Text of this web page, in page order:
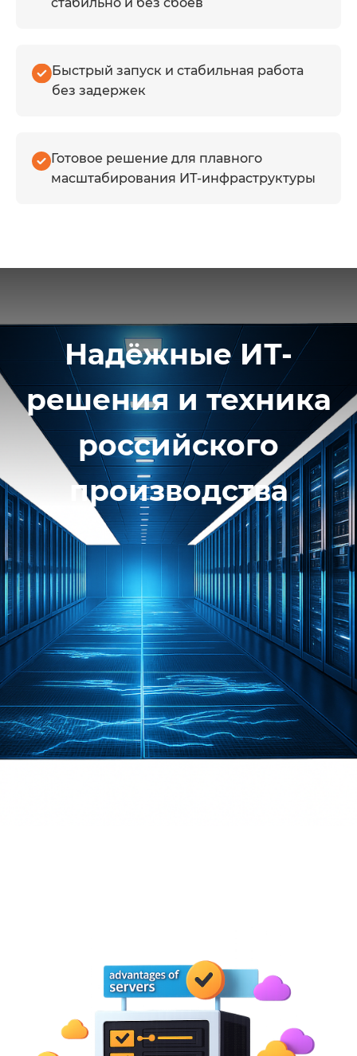
Быстрый запуск и стабильная работа
без задержек
Готовое решение для плавного
масштабирования ИТ-инфраструктуры
Надёжные ИТ-
решения и техника
российского
производства